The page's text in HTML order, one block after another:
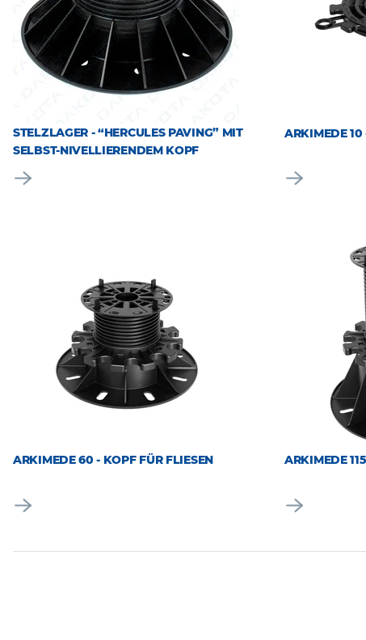
STELZLAGER - “HERCULES PAVING” MIT
SELBST-NIVELLIERENDEM KOPF
ARKIMEDE 10
ARKIMEDE 60 - KOPF FÜR FLIESEN ARKIMEDE